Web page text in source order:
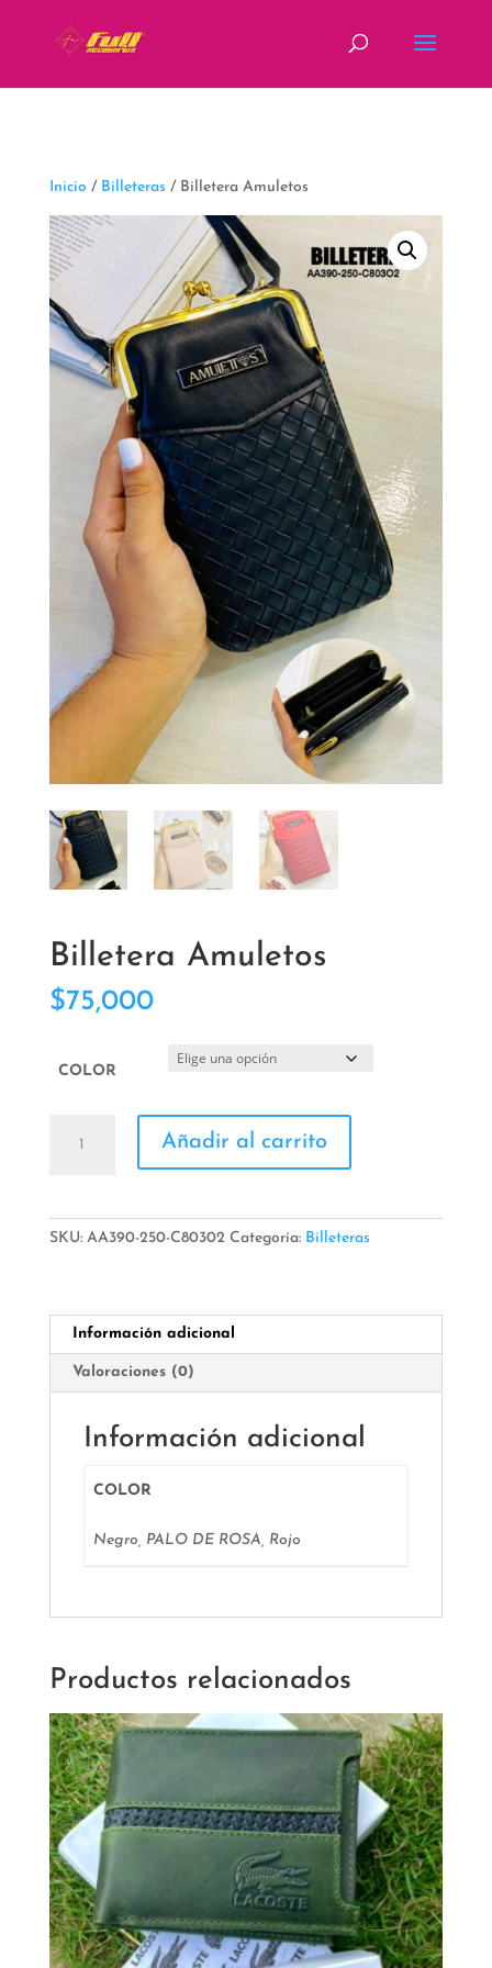
Inicio / Billeteras / Billetera Amuletos
Billetera Amuletos
$75,000
COLOR
Amuletos
Añadir al carrito
SKU: AA390-250-C80302 Categoría: Billeteras
Información adicional
Valoraciones (0)
Información adicional
COLOR
Negro, PALO DE ROSA, Rojo
Productos relacionados